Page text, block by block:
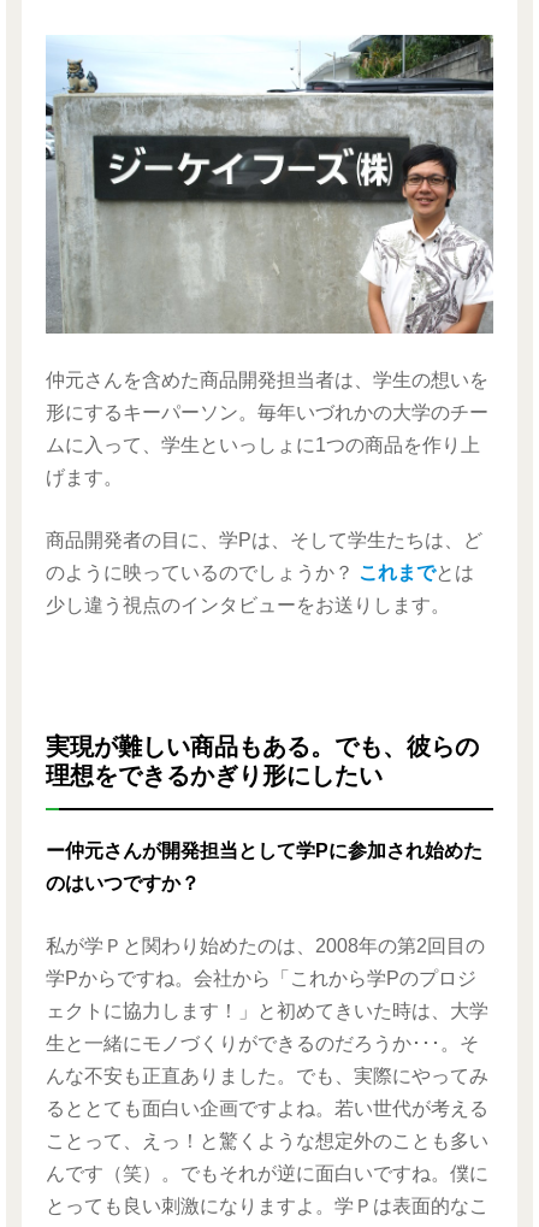
仲元さんを含めた商品開発担当者は、学生の想いを
形にするキーパーソン。毎年いづれかの大学のチー
ムに入って、学生といっしょに1つの商品を作り上
げます。
商品開発者の目に、学Pは、そして学生たちは、ど
のように映っているのでしょうか？ これまでとは
少し違う視点のインタビューをお送りします。
実現が難しい商品もある。でも、彼らの
理想をできるかぎり形にしたい
ー仲元さんが開発担当として学Pに参加され始めた
のはいつですか？
私が学Ｐと関わり始めたのは、2008年の第2回目の
学Pからですね。会社から「これから学Pのプロジ
ェクトに協力します！」と初めてきいた時は、大学
生と一緒にモノづくりができるのだろうか･･･。そ
んな不安も正直ありました。でも、実際にやってみ
るととても面白い企画ですよね。若い世代が考える
ことって、えっ！と驚くような想定外のことも多い
んです（笑）。でもそれが逆に面白いですね。僕に
とっても良い刺激になりますよ。学Ｐは表面的なこ